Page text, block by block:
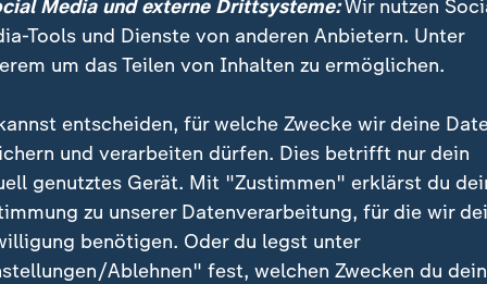
building" spricht heute keiner
, Irak,LibyenoderSyrienstehen für ein
wurden zwar erreicht, stabile politische Ordnungen
Kriege wurden begonnen ohne einen
und religiöse Spannungen wurden unterschätzt.
bestehender Machtstrukturen hinterließ Leerstellen
Media und externe Drittsysteme:Wir nutzen
Tools und Dienste von anderen Anbietern. Unter
um das Teilen von Inhalten zu ermöglichen.
entscheiden, für welche Zwecke wir deine
und verarbeiten dürfen. Dies betrifft nur dein
genutztes Gerät. Mit "Zustimmen" erklärst du
zu unserer Datenverarbeitung, für die wir
benötigen. Oder du legst unter
Ablehnen" fest, welchen Zwecken du